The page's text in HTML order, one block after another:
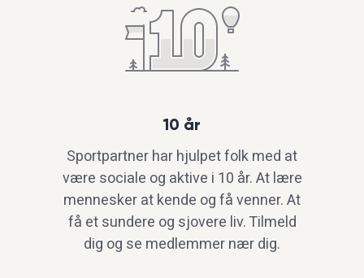
10 år
Sportpartner har hjulpet folk med at
være sociale og aktive i 10 år. At lære
mennesker at kende og få venner. At
få et sundere og sjovere liv. Tilmeld
dig og se medlemmer nær dig.